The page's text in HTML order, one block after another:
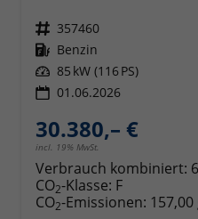
Fahrzeugnr. 357460
Kraftstoff Benzin
Leistung 85 kW (116 PS)
01.06.2026
30.380,– €
incl. 19% MwSt.
Verbrauch kombiniert:
CO2-Klasse: F
CO2-Emissionen: